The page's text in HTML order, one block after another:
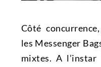
Côté
les Messenger
mixtes. A l’instar